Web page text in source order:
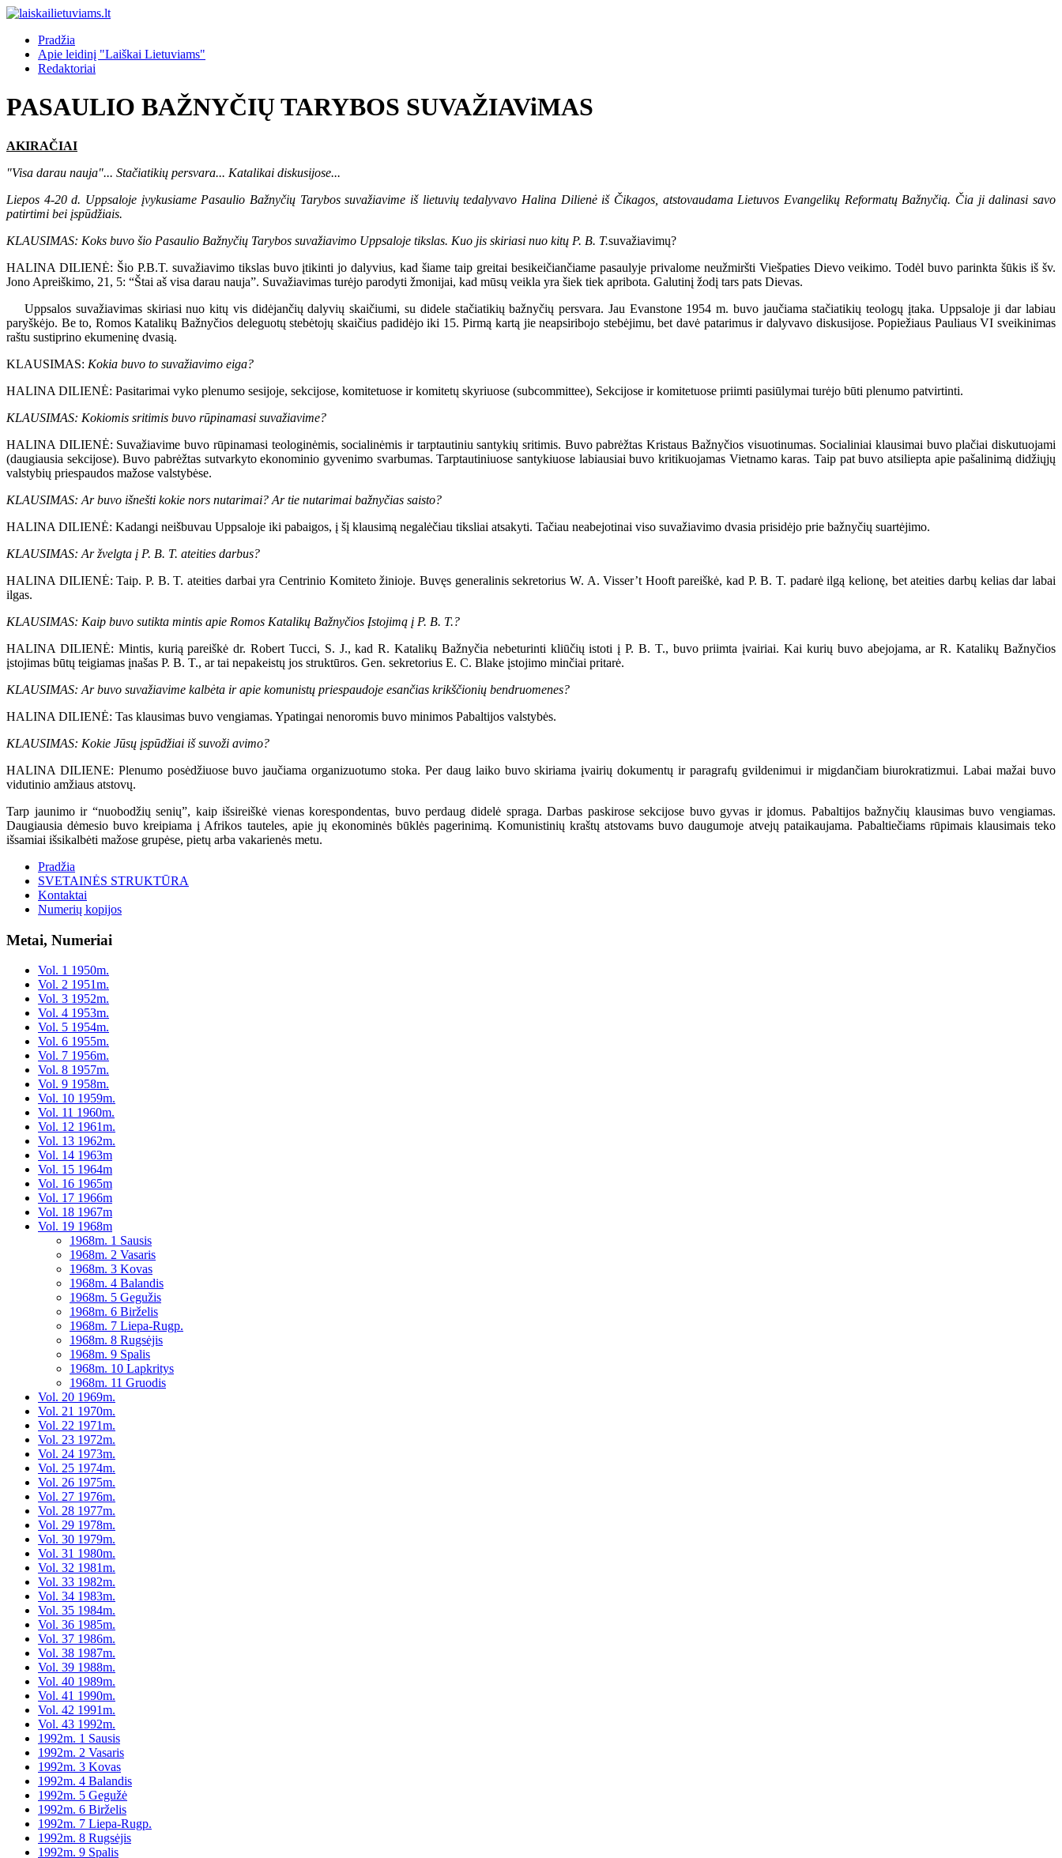
Pradžia
Apie leidinį "Laiškai Lietuviams"
Redaktoriai
PASAULIO BAŽNYČIŲ TARYBOS SUVAŽIAViMAS
AKIRAČIAI
"Visa darau nauja"... Stačiatikių persvara... Katalikai diskusijose...
Liepos 4-20 d. Uppsaloje įvykusiame Pasaulio Bažnyčių Tarybos suvažiavime iš lietuvių tedalyvavo Halina Dilienė iš Čikagos, atstovaudama Lietuvos Evangelikų Reformatų Bažnyčią. Čia ji dalinasi savo
patirtimi bei įspūdžiais.
KLAUSIMAS: Koks buvo šio Pasaulio Bažnyčių Tarybos suvažiavimo Uppsaloje tikslas. Kuo jis skiriasi nuo kitų P. B. T.suvažiavimų?
HALINA DILIENĖ: Šio P.B.T. suvažiavimo tikslas buvo įtikinti jo dalyvius, kad šiame taip greitai besikeičiančiame pasaulyje privalome neužmiršti Viešpaties Dievo veikimo. Todėl buvo parinkta šūkis iš šv.
Jono Apreiškimo, 21, 5: “Štai aš visa darau nauja”. Suvažiavimas turėjo parodyti žmonijai, kad mūsų veikla yra šiek tiek apribota. Galutinį žodį tars pats Dievas.
Uppsalos suvažiavimas skiriasi nuo kitų vis didėjančių dalyvių skaičiumi, su didele stačiatikių bažnyčių persvara. Jau Evanstone 1954 m. buvo jaučiama stačiatikių teologų įtaka. Uppsaloje ji dar labiau
paryškėjo. Be to, Romos Katalikų Bažnyčios deleguotų stebėtojų skaičius padidėjo iki 15. Pirmą kartą jie neapsiribojo stebėjimu, bet davė patarimus ir dalyvavo diskusijose. Popiežiaus Pauliaus VI sveikinimas
raštu sustiprino ekumeninę dvasią.
KLAUSIMAS: Kokia buvo to suvažiavimo eiga?
HALINA DILIENĖ: Pasitarimai vyko plenumo sesijoje, sekcijose, komitetuose ir komitetų skyriuose (subcommittee), Sekcijose ir komitetuose priimti pasiūlymai turėjo būti plenumo patvirtinti.
KLAUSIMAS: Kokiomis sritimis buvo rūpinamasi suvažiavime?
HALINA DILIENĖ: Suvažiavime buvo rūpinamasi teologinėmis, socialinėmis ir tarptautiniu santykių sritimis. Buvo pabrėžtas Kristaus Bažnyčios visuotinumas. Socialiniai klausimai buvo plačiai diskutuojami
(daugiausia sekcijose). Buvo pabrėžtas sutvarkyto ekonominio gyvenimo svarbumas. Tarptautiniuose santykiuose labiausiai buvo kritikuojamas Vietnamo karas. Taip pat buvo atsiliepta apie pašalinimą didžiųjų
valstybių priespaudos mažose valstybėse.
KLAUSIMAS: Ar buvo išnešti kokie nors nutarimai? Ar tie nutarimai bažnyčias saisto?
HALINA DILIENĖ: Kadangi neišbuvau Uppsaloje iki pabaigos, į šį klausimą negalėčiau tiksliai atsakyti. Tačiau neabejotinai viso suvažiavimo dvasia prisidėjo prie bažnyčių suartėjimo.
KLAUSIMAS: Ar žvelgta į P. B. T. ateities darbus?
HALINA DILIENĖ: Taip. P. B. T. ateities darbai yra Centrinio Komiteto žinioje. Buvęs generalinis sekretorius W. A. Visser’t Hooft pareiškė, kad P. B. T. padarė ilgą kelionę, bet ateities darbų kelias dar labai
ilgas.
KLAUSIMAS: Kaip buvo sutikta mintis apie Romos Katalikų Bažnyčios Įstojimą į P. B. T.?
HALINA DILIENĖ: Mintis, kurią pareiškė dr. Robert Tucci, S. J., kad R. Katalikų Bažnyčia nebeturinti kliūčių istoti į P. B. T., buvo priimta įvairiai. Kai kurių buvo abejojama, ar R. Katalikų Bažnyčios
įstojimas būtų teigiamas įnašas P. B. T., ar tai nepakeistų jos struktūros. Gen. sekretorius E. C. Blake įstojimo minčiai pritarė.
KLAUSIMAS: Ar buvo suvažiavime kalbėta ir apie komunistų priespaudoje esančias krikščionių bendruomenes?
HALINA DILIENĖ: Tas klausimas buvo vengiamas. Ypatingai nenoromis buvo minimos Pabaltijos valstybės.
KLAUSIMAS: Kokie Jūsų įspūdžiai iš suvoži avimo?
HALINA DILIENE: Plenumo posėdžiuose buvo jaučiama organizuotumo stoka. Per daug laiko buvo skiriama įvairių dokumentų ir paragrafų gvildenimui ir migdančiam biurokratizmui. Labai mažai buvo
vidutinio amžiaus atstovų.
Tarp jaunimo ir “nuobodžių senių”, kaip išsireiškė vienas korespondentas, buvo perdaug didelė spraga. Darbas paskirose sekcijose buvo gyvas ir įdomus. Pabaltijos bažnyčių klausimas buvo vengiamas.
Daugiausia dėmesio buvo kreipiama į Afrikos tauteles, apie jų ekonominės būklės pagerinimą. Komunistinių kraštų atstovams buvo daugumoje atvejų pataikaujama. Pabaltiečiams rūpimais klausimais teko
išsamiai išsikalbėti mažose grupėse, pietų arba vakarienės metu.
Pradžia
SVETAINĖS STRUKTŪRA
Kontaktai
Numerių kopijos
Metai, Numeriai
Vol. 1 1950m.
Vol. 2 1951m.
Vol. 3 1952m.
Vol. 4 1953m.
Vol. 5 1954m.
Vol. 6 1955m.
Vol. 7 1956m.
Vol. 8 1957m.
Vol. 9 1958m.
Vol. 10 1959m.
Vol. 11 1960m.
Vol. 12 1961m.
Vol. 13 1962m.
Vol. 14 1963m
Vol. 15 1964m
Vol. 16 1965m
Vol. 17 1966m
Vol. 18 1967m
Vol. 19 1968m
1968m. 1 Sausis
1968m. 2 Vasaris
1968m. 3 Kovas
1968m. 4 Balandis
1968m. 5 Gegužis
1968m. 6 Birželis
1968m. 7 Liepa-Rugp.
1968m. 8 Rugsėjis
1968m. 9 Spalis
1968m. 10 Lapkritys
1968m. 11 Gruodis
Vol. 20 1969m.
Vol. 21 1970m.
Vol. 22 1971m.
Vol. 23 1972m.
Vol. 24 1973m.
Vol. 25 1974m.
Vol. 26 1975m.
Vol. 27 1976m.
Vol. 28 1977m.
Vol. 29 1978m.
Vol. 30 1979m.
Vol. 31 1980m.
Vol. 32 1981m.
Vol. 33 1982m.
Vol. 34 1983m.
Vol. 35 1984m.
Vol. 36 1985m.
Vol. 37 1986m.
Vol. 38 1987m.
Vol. 39 1988m.
Vol. 40 1989m.
Vol. 41 1990m.
Vol. 42 1991m.
Vol. 43 1992m.
1992m. 1 Sausis
1992m. 2 Vasaris
1992m. 3 Kovas
1992m. 4 Balandis
1992m. 5 Gegužė
1992m. 6 Birželis
1992m. 7 Liepa-Rugp.
1992m. 8 Rugsėjis
1992m. 9 Spalis